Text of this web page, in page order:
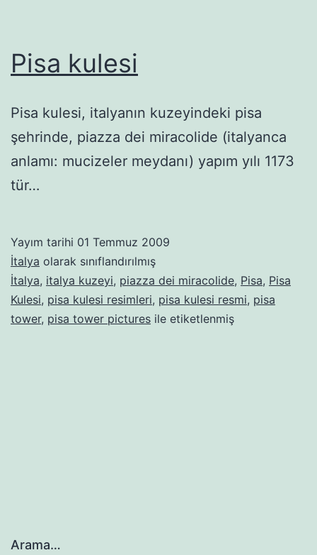
Pisa kulesi
Pisa kulesi, italyanın kuzeyindeki pisa
şehrinde, piazza dei miracolide (italyanca
anlamı: mucizeler meydanı) yapım yılı 1173
tür…
Yayım tarihi 01 Temmuz 2009
İtalya olarak sınıflandırılmış
İtalya, italya kuzeyi, piazza dei miracolide, Pisa, Pisa
Kulesi, pisa kulesi resimleri, pisa kulesi resmi, pisa
tower, pisa tower pictures ile etiketlenmiş
Arama…